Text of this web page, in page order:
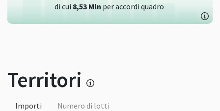
di cui 8,53 Mln per accordi quadro
Territori
Importi Numero di lotti